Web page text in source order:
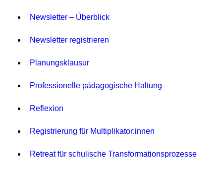
Newsletter – Überblick
Newsletter registrieren
Planungsklausur
Professionelle pädagogische Haltung
Reflexion
Registrierung für Multiplikator:innen
Retreat für schulische Transformationsprozesse